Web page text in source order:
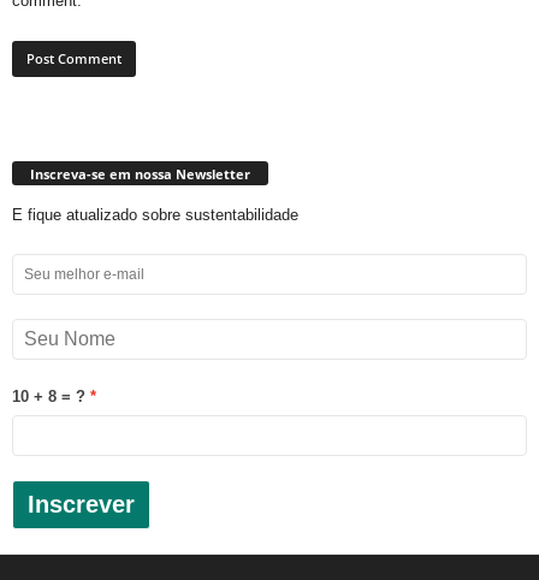
Inscreva-se em nossa Newsletter
E fique atualizado sobre sustentabilidade
10 + 8 = ?
Inscrever